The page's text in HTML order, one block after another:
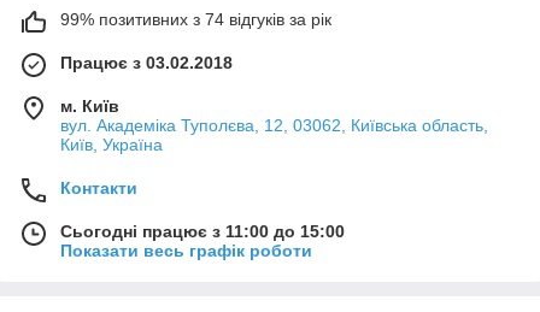
99% позитивних з 74 відгуків за рік
Працює з 03.02.2018
м. Київ
вул. Академіка Туполєва, 12, 03062, Київська область,
Київ, Україна
Контакти
Сьогодні працює з 11:00 до 15:00
Показати весь графік роботи